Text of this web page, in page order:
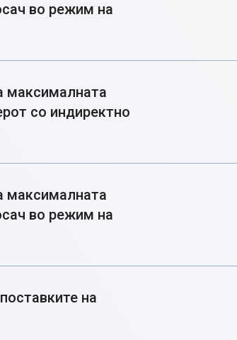
во режим на
максималната
со индиректно
максималната
во режим на
на